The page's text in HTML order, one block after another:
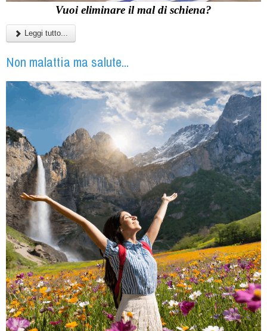
Vuoi eliminare il mal di schiena?
Leggi tutto...
Non malattia ma salute...